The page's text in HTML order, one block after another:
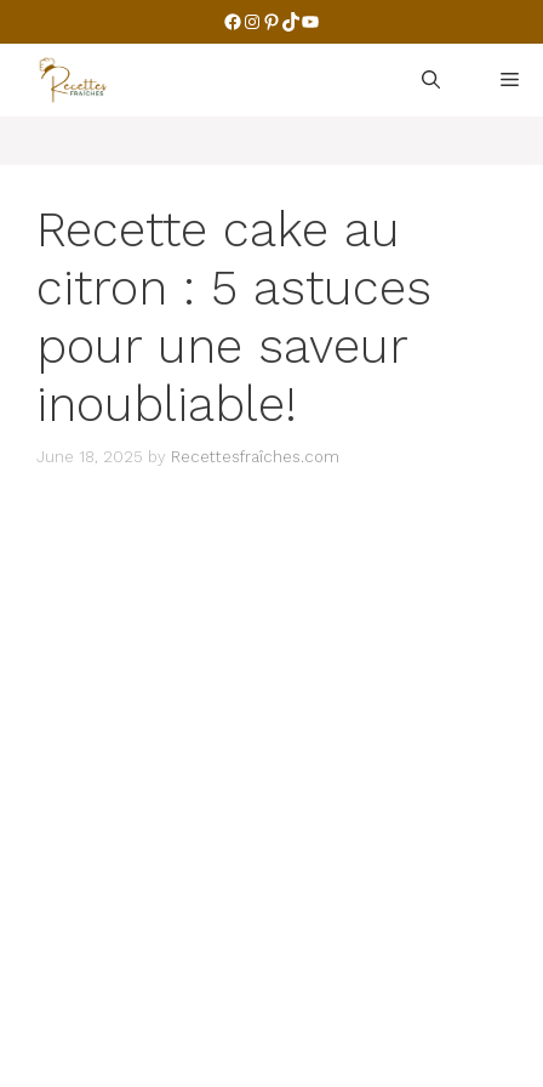
to
content
Facebook
Instagram
Pinterest
TikTok
YouTube
Recette cake au
citron : 5 astuces
pour une saveur
inoubliable!
June 18, 2025 by Recettesfraîches.com